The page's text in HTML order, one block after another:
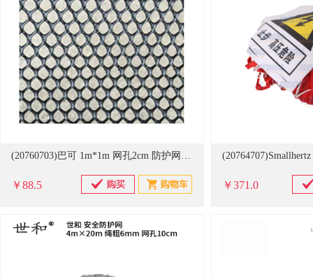
(20760703)巴可 1m*1m 网孔2cm 防护网 黑色(单位：张)
￥88.5 ￥371.0